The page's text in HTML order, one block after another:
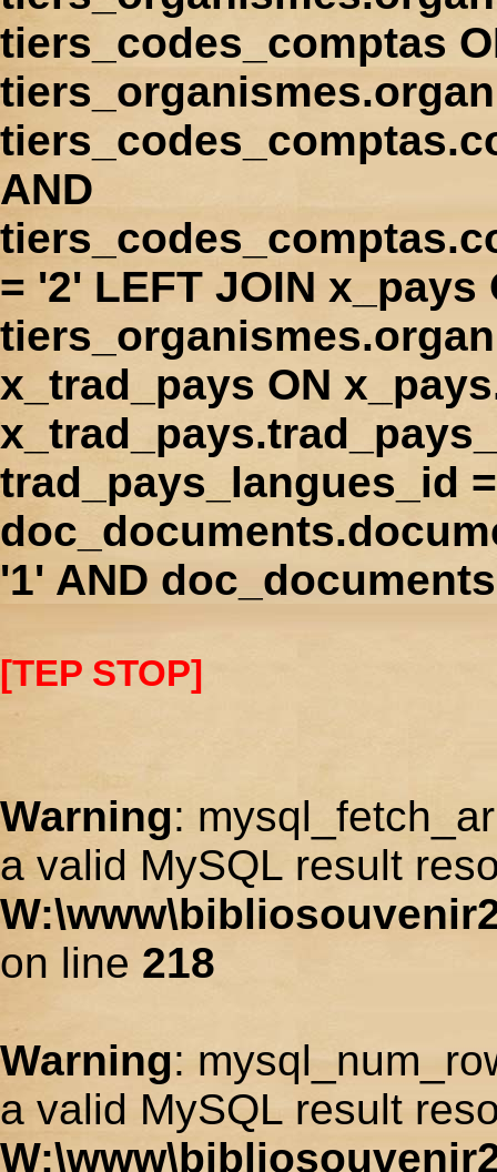
tiers_codes_comptas
AND
= '2' LEFT JOIN
x_trad_pays ON
trad_pays_langues_id
'1' AND
[TEP STOP]
Warning:
a valid MySQL result
on line 218
Warning:
a valid MySQL result